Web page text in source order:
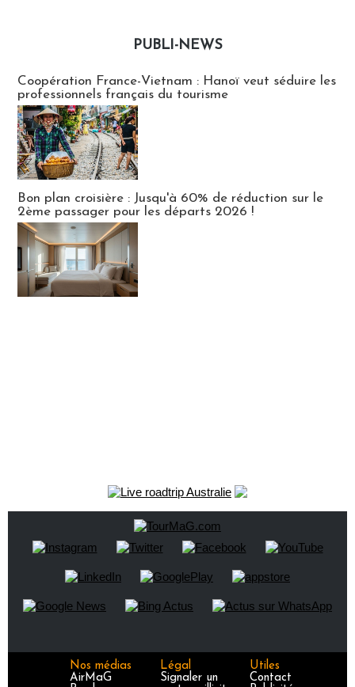
PUBLI-NEWS
Coopération France-Vietnam : Hanoï veut séduire les
professionnels français du tourisme
Bon plan croisière : Jusqu'à 60% de réduction sur le
2ème passager pour les départs 2026 !
Nos médias
AirMaG
Légal
Signaler un
Utiles
Contact